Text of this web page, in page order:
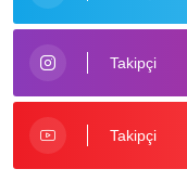
Takipçi
Takipçi